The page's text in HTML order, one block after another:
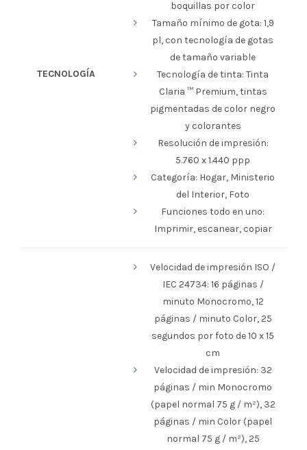
TECNOLOGÍA
boquillas por color
Tamaño mínimo de gota: 1,9
pl, con tecnología de gotas
de tamaño variable
Tecnología de tinta: Tinta
Claria ™ Premium, tintas
pigmentadas de color negro
y colorantes
Resolución de impresión:
5.760 x 1.440 ppp
Categoría: Hogar, Ministerio
del Interior, Foto
Funciones todo en uno:
Imprimir, escanear, copiar
Velocidad de impresión ISO /
IEC 24734: 16 páginas /
minuto Monocromo, 12
páginas / minuto Color, 25
segundos por foto de 10 x 15
cm
Velocidad de impresión: 32
páginas / min Monocromo
(papel normal 75 g / m²), 32
páginas / min Color (papel
normal 75 g / m²), 25